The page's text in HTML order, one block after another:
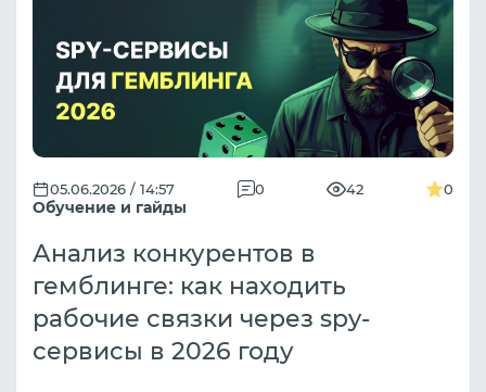
Обучение и гайды
05.06.2026 / 14:57 0 42 0
Анализ конкурентов в
гемблинге: как находить
рабочие связки через spy-
сервисы в 2026 году